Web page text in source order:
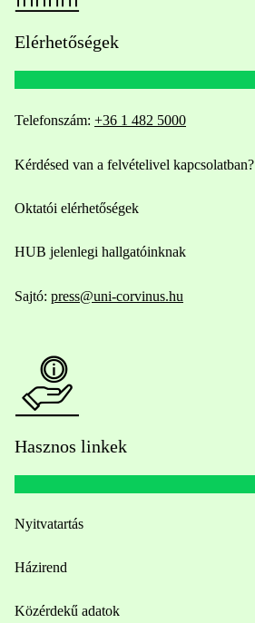
Elérhetőségek
Telefonszám: +36 1 482 5000
Kérdésed van a felvételivel kapcsolatban?
Oktatói elérhetőségek
HUB jelenlegi hallgatóinknak
Sajtó: press@uni-corvinus.hu
Hasznos linkek
Nyitvatartás
Házirend
Közérdekű adatok